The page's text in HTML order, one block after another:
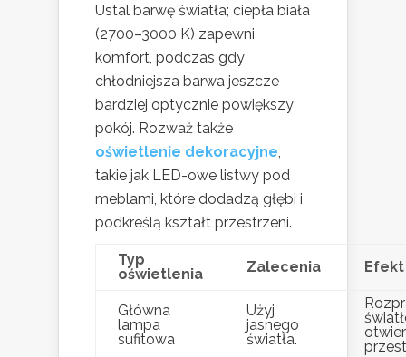
Ustal barwę światła; ciepła biała
(2700–3000 K) zapewni
komfort, podczas gdy
chłodniejsza barwa jeszcze
bardziej optycznie powiększy
pokój. Rozważ także
oświetlenie dekoracyjne,
takie jak LED-owe listwy pod
meblami, które dodadzą głębi i
podkreślą kształt przestrzeni.
Typ
oświetlenia
Zalecenia Efekt
Główna
lampa
sufitowa
Użyj
jasnego
światła.